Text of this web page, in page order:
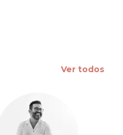
Ver todos